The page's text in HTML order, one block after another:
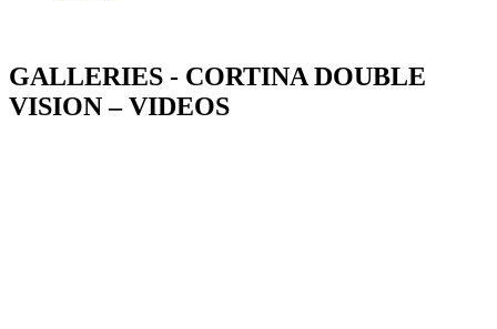
GALLERIES - CORTINA DOUBLE
VISION – VIDEOS